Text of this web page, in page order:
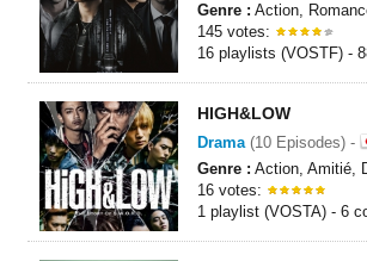
Genre : Action,
145 votes:
16 playlists (VOSTF) -
HIGH&LOW
Drama(10 Episodes) -
Genre : Action, Amitié,
16 votes:
1 playlist (VOSTA) - 6